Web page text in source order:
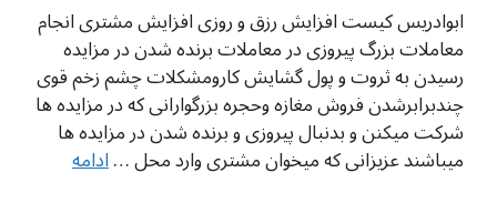
ابوادریس کیست افزایش رزق و روزی افزایش مشتری انجام
معاملات بزرگ پیروزی در معاملات برنده شدن در مزایده
رسیدن به ثروت و پول گشایش کارومشکلات چشم زخم قوی
چندبرابرشدن فروش مغازه وحجره بزرگوارانی که در مزایده ها
شرکت میکنن و بدنبال پیروزی و برنده شدن در مزایده ها
میباشند عزیزانی که میخوان مشتری وارد محل …ادامه